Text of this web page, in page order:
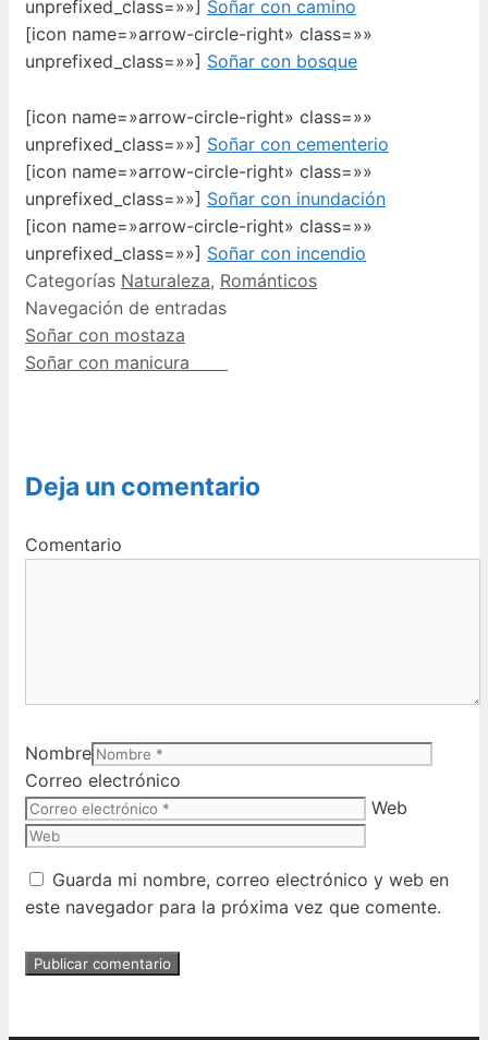
unprefixed_class=»»] Soñar con camino
[icon name=»arrow-circle-right» class=»»
unprefixed_class=»»] Soñar con bosque
[icon name=»arrow-circle-right» class=»»
unprefixed_class=»»] Soñar con cementerio
[icon name=»arrow-circle-right» class=»»
unprefixed_class=»»] Soñar con inundación
[icon name=»arrow-circle-right» class=»»
unprefixed_class=»»] Soñar con incendio
Categorías Naturaleza, Románticos
Navegación de entradas
Soñar con mostaza
Soñar con manicura
Deja un comentario
Comentario
Nombre
Correo electrónico
Web
Guarda mi nombre, correo electrónico y web en
este navegador para la próxima vez que comente.